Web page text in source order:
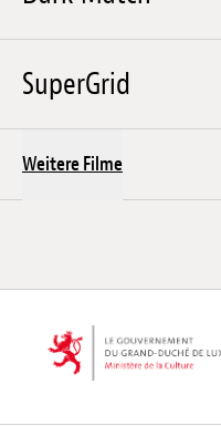
SuperGrid
Weitere Filme